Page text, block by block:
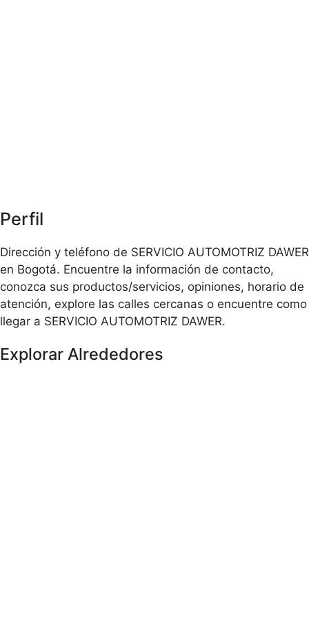
Perfil
Dirección y teléfono de SERVICIO AUTOMOTRIZ DAWER
en Bogotá. Encuentre la información de contacto,
conozca sus productos/servicios, opiniones, horario de
atención, explore las calles cercanas o encuentre como
llegar a SERVICIO AUTOMOTRIZ DAWER.
Explorar Alrededores